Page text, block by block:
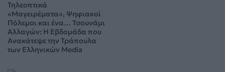
Τηλεοπτικά
«Μαγειρέματα», Ψηφιακοί
Πόλεμοι και ένα… Τσουνάμι
Αλλαγών: Η Εβδομάδα που
Ανακάτεψε την Τράπουλα
των Ελληνικών Media